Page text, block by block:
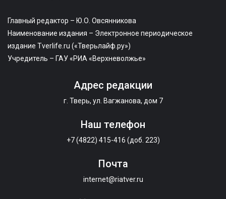
Главный редактор – Ю.О. Овсянникова
Наименование издания – Электронное периодическое
издание Tverlife.ru («Тверьлайф.ру»)
Учредитель – ГАУ «РИА «Верхневолжье»
Адрес редакции
г. Тверь, ул. Вагжанова, дом 7
Наш телефон
+7 (4822) 415-416 (доб. 223)
Почта
internet@riatver.ru